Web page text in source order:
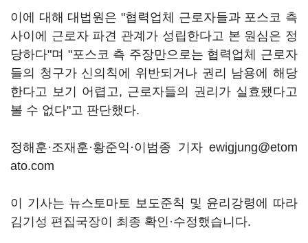
이에 대해 대법원은 "협력업체 근로자들과 포스코 측
사이에 근로자 파견 관계가 성립한다고 본 원심은 정
당하다"며 "포스코 측 주장만으로는 협력업체 근로자
들의 청구가 신의칙에 위반되거나 권리 남용에 해당
한다고 보기 어렵고, 근로자들의 권리가 실효됐다고
볼 수 없다"고 판단했다.
정해훈·조재훈·황준익·이범종 기자 ewigjung@etom
ato.com
이 기사는 뉴스토마토 보도준칙 및 윤리강령에 따라
김기성 편집국장이 최종 확인·수정했습니다.